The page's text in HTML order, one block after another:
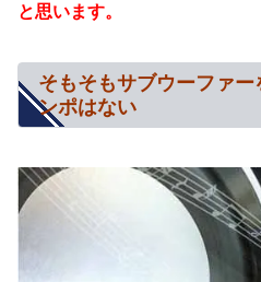
と思います。
そもそもサブウーファ
ンポはない